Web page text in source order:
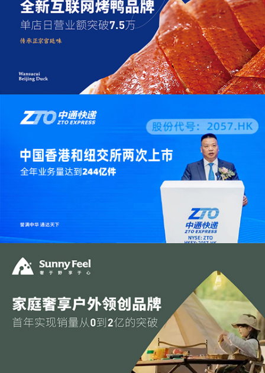
万酥脆 | 全新互联网模式烤鸭连锁品牌
打造单店日营业额突破7.5万
中通快递 | 品牌全案策划 | 誉满中华 通达天下
为传统品牌建立年轻化、国际化的认知